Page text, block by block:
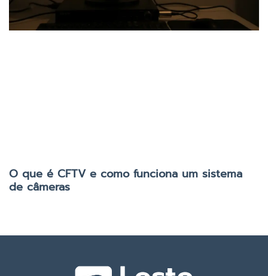
O que é CFTV e como funciona um sistema
de câmeras